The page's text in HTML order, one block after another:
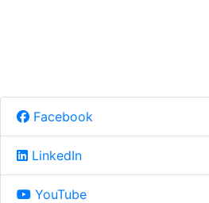
Facebook
LinkedIn
YouTube